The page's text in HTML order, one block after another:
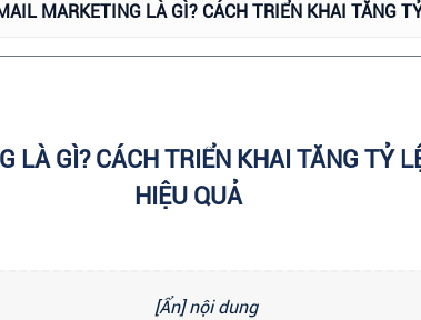
MARKETING LÀ GÌ? CÁCH TRIỂN KHAI TĂNG
LÀ GÌ? CÁCH TRIỂN KHAI TĂNG TỶ
HIỆU QUẢ
[Ẩn] nội dung